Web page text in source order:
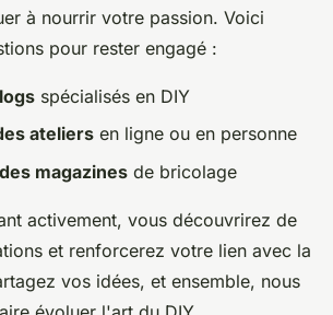
à nourrir votre passion. Voici
pour rester engagé :
spécialisés en DIY
ateliers en ligne ou en personne
magazines de bricolage
activement, vous découvrirez de
et renforcerez votre lien avec la
vos idées, et ensemble, nous